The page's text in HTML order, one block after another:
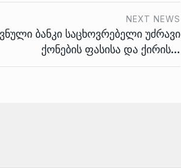
NEXT NEWS
ბანკი საცხოვრებელი უძრავი
ქონების ფასისა და ქირის…